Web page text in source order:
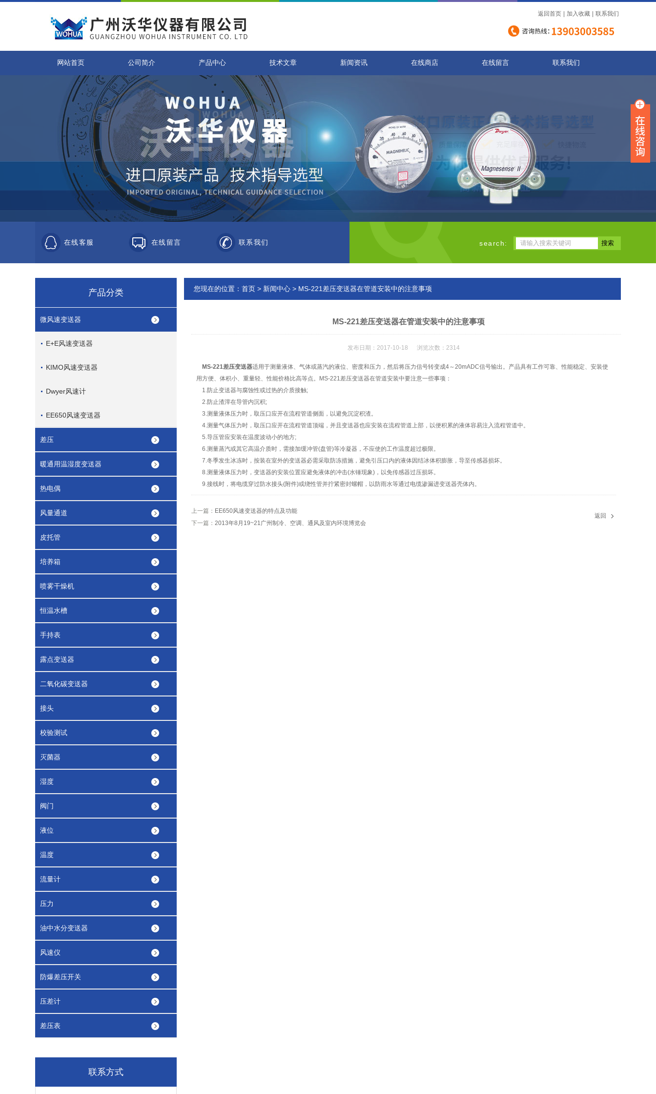
返回首页 加入收藏 联系我们
网站首页 公司简介 产品中心 技术文章 新闻资讯 在线商店 在线留言 联系我们
在线客服 在线留言 联系我们 search:
产品分类
微风速变送器
E+E风速变送器
KIMO风速变送器
Dwyer风速计
EE650风速变送器
差压
暖通用温湿度变送器
热电偶
风量通道
皮托管
培养箱
喷雾干燥机
恒温水槽
手持表
露点变送器
二氧化碳变送器
接头
校验测试
灭菌器
湿度
阀门
液位
温度
流量计
压力
油中水分变送器
风速仪
防爆差压开关
压差计
差压表
联系方式
您现在的位置： 首页 > 新闻中心 > MS-221差压变送器在管道安装中的注意事项
MS-221差压变送器在管道安装中的注意事项
发布日期：2017-10-18 浏览次数：2314
MS-221差压变送器适用于测量液体、气体或蒸汽的液位、密度和压力，然后将压力信号转变成4～20mADC信号输出。产品具有工作可靠、性能稳定、安装使
用方便、体积小、重量轻、性能价格比高等点。MS-221差压变送器在管道安装中要注意一些事项：
1.防止变送器与腐蚀性或过热的介质接触;
2.防止渣滓在导管内沉积;
3.测量液体压力时，取压口应开在流程管道侧面，以避免沉淀积渣。
4.测量气体压力时，取压口应开在流程管道顶端，并且变送器也应安装在流程管道上部，以便积累的液体容易注入流程管道中。
5.导压管应安装在温度波动小的地方;
6.测量蒸汽或其它高温介质时，需接加缓冲管(盘管)等冷凝器，不应使的工作温度超过极限。
7.冬季发生冰冻时，按装在室外的变送器必需采取防冻措施，避免引压口内的液体因结冰体积膨胀，导至传感器损坏。
8.测量液体压力时，变送器的安装位置应避免液体的冲击(水锤现象)，以免传感器过压损坏。
9.接线时，将电缆穿过防水接头(附件)或绕性管并拧紧密封螺帽，以防雨水等通过电缆渗漏进变送器壳体内。
上一篇： EE650风速变送器的特点及功能
下一篇： 2013年8月19~21广州制冷、空调、通风及室内环境博览会
返回